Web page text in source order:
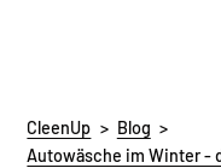
CleenUp > Blog >
Autowäsche im Winter -